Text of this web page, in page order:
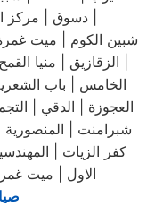
شبين الكوم | ميت
| الزقازيق | منيا
الخامس | باب
العجوزة | الدقي |
شبرامنت | المنصورية
كفر الزيات |
الاول | ميت